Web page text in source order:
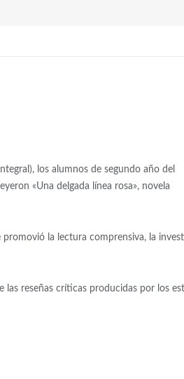
los alumnos de segundo año del
«Una delgada línea rosa», novela
promovió la lectura comprensiva, la
reseñas críticas producidas por los